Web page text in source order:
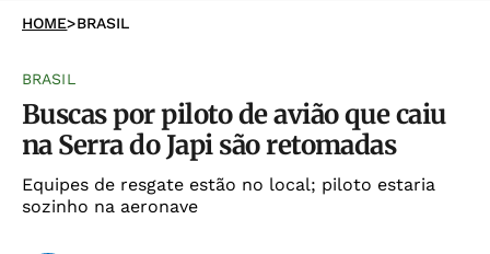
HOME>BRASIL
BRASIL
Buscas por piloto de avião que caiu
na Serra do Japi são retomadas
Equipes de resgate estão no local; piloto estaria
sozinho na aeronave